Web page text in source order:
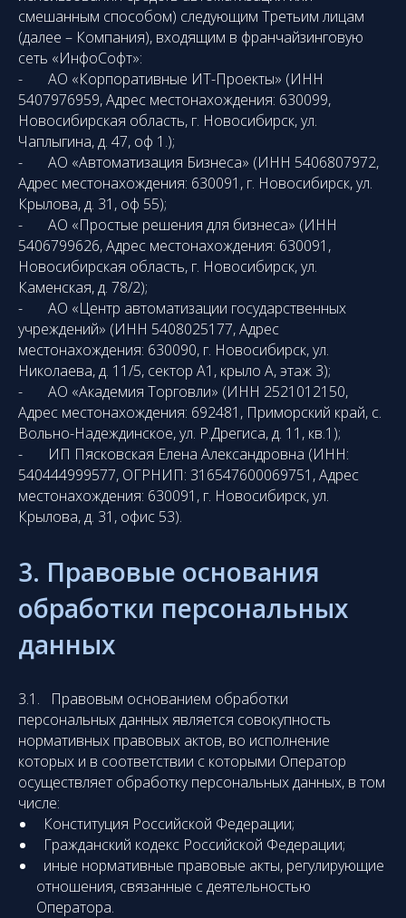
смешанным способом) следующим Третьим лицам
(далее – Компания), входящим в франчайзинговую
сеть «ИнфоСофт»:
- АО «Корпоративные ИТ-Проекты» (ИНН
5407976959, Адрес местонахождения: 630099,
Новосибирская область, г. Новосибирск, ул.
Чаплыгина, д. 47, оф 1.);
- АО «Автоматизация Бизнеса» (ИНН 5406807972,
Адрес местонахождения: 630091, г. Новосибирск, ул.
Крылова, д. 31, оф 55);
- АО «Простые решения для бизнеса» (ИНН
5406799626, Адрес местонахождения: 630091,
Новосибирская область, г. Новосибирск, ул.
Каменская, д. 78/2);
- АО «Центр автоматизации государственных
учреждений» (ИНН 5408025177, Адрес
местонахождения: 630090, г. Новосибирск, ул.
Николаева, д. 11/5, сектор А1, крыло А, этаж 3);
- АО «Академия Торговли» (ИНН 2521012150,
Адрес местонахождения: 692481, Приморский край, с.
Вольно-Надеждинское, ул. Р.Дрегиса, д. 11, кв.1);
- ИП Пясковская Елена Александровна (ИНН:
540444999577, ОГРНИП: 316547600069751, Адрес
местонахождения: 630091, г. Новосибирск, ул.
Крылова, д. 31, офис 53).
3. Правовые основания
обработки персональных
данных
3.1. Правовым основанием обработки
персональных данных является совокупность
нормативных правовых актов, во исполнение
которых и в соответствии с которыми Оператор
осуществляет обработку персональных данных, в том
числе:
Конституция Российской Федерации;
Гражданский кодекс Российской Федерации;
иные нормативные правовые акты, регулирующие
отношения, связанные с деятельностью
Оператора.